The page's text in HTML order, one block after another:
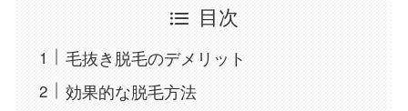
目次
毛抜き脱毛のデメリット
効果的な脱毛方法